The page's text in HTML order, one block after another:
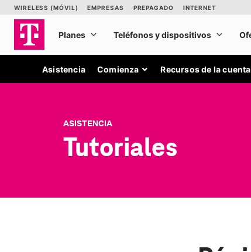
Asistencia Comienza Recursos de la cuenta
ASISTENCIA
Tutoriales